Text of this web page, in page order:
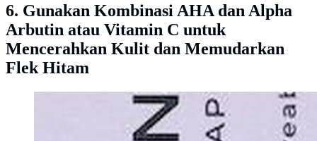
6. Gunakan Kombinasi AHA dan Alpha
Arbutin atau Vitamin C untuk
Mencerahkan Kulit dan Memudarkan
Flek Hitam